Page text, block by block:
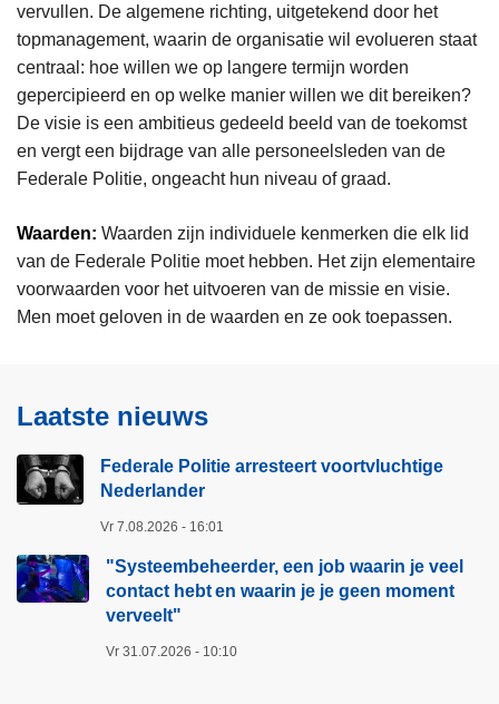
vervullen. De algemene richting, uitgetekend door het
topmanagement, waarin de organisatie wil evolueren staat
centraal: hoe willen we op langere termijn worden
gepercipieerd en op welke manier willen we dit bereiken?
De visie is een ambitieus gedeeld beeld van de toekomst
en vergt een bijdrage van alle personeelsleden van de
Federale Politie, ongeacht hun niveau of graad.
Waarden: Waarden zijn individuele kenmerken die elk lid
van de Federale Politie moet hebben. Het zijn elementaire
voorwaarden voor het uitvoeren van de missie en visie.
Men moet geloven in de waarden en ze ook toepassen.
Laatste nieuws
Federale Politie arresteert voortvluchtige
Nederlander
Vr 7.08.2026 - 16:01
"Systeembeheerder, een job waarin je veel
contact hebt en waarin je je geen moment
verveelt"​
Vr 31.07.2026 - 10:10